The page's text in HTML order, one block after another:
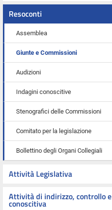
Resoconti
Assemblea
Giunte e Commissioni
Audizioni
Indagini conoscitive
Stenografici delle Commissioni
Comitato per la legislazione
Bollettino degli Organi Collegiali
Attività Legislativa
Attività di indirizzo, controllo e
conoscitiva